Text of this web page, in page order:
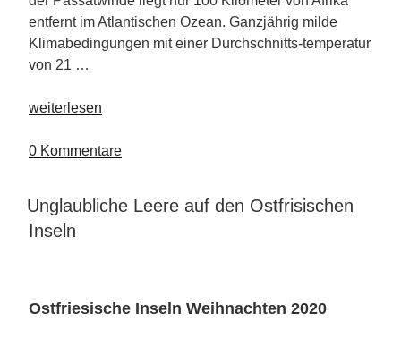
entfernt im Atlantischen Ozean. Ganzjährig milde
Klimabedingungen mit einer Durchschnitts-temperatur
von 21 …
„Kulinarisches
Reise-
weiterlesen
0 Kommentare
VERÖFFENTLICHT
Unglaubliche Leere auf den Ostfrisischen
Inseln
Ostfriesische Inseln Weihnachten 2020